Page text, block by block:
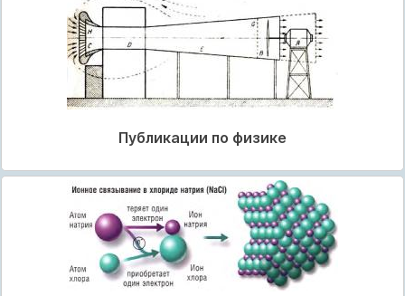
Публикации по физике